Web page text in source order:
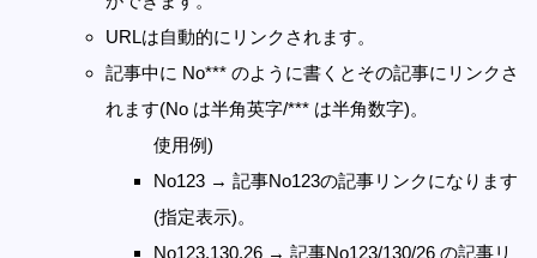
URLは自動的にリンクされます。
記事中に No*** のように書くとその記事にリンクさ
れます(No は半角英字/*** は半角数字)。
使用例)
No123 → 記事No123の記事リンクになります
(指定表示)。
No123,130,26 → 記事No123/130/26 の記事リ